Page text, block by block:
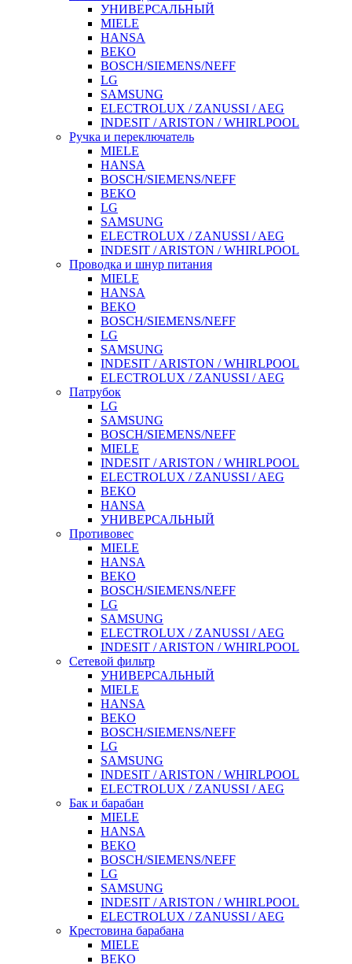
УНИВЕРСАЛЬНЫЙ
MIELE
HANSA
BEKO
BOSCH/SIEMENS/NEFF
LG
SAMSUNG
ELECTROLUX / ZANUSSI / AEG
INDESIT / ARISTON / WHIRLPOOL
Ручка и переключатель
MIELE
HANSA
BOSCH/SIEMENS/NEFF
BEKO
LG
SAMSUNG
ELECTROLUX / ZANUSSI / AEG
INDESIT / ARISTON / WHIRLPOOL
Проводка и шнур питания
MIELE
HANSA
BEKO
BOSCH/SIEMENS/NEFF
LG
SAMSUNG
INDESIT / ARISTON / WHIRLPOOL
ELECTROLUX / ZANUSSI / AEG
Патрубок
LG
SAMSUNG
BOSCH/SIEMENS/NEFF
MIELE
INDESIT / ARISTON / WHIRLPOOL
ELECTROLUX / ZANUSSI / AEG
BEKO
HANSA
УНИВЕРСАЛЬНЫЙ
Противовес
MIELE
HANSA
BEKO
BOSCH/SIEMENS/NEFF
LG
SAMSUNG
ELECTROLUX / ZANUSSI / AEG
INDESIT / ARISTON / WHIRLPOOL
Сетевой фильтр
УНИВЕРСАЛЬНЫЙ
MIELE
HANSA
BEKO
BOSCH/SIEMENS/NEFF
LG
SAMSUNG
INDESIT / ARISTON / WHIRLPOOL
ELECTROLUX / ZANUSSI / AEG
Бак и барабан
MIELE
HANSA
BEKO
BOSCH/SIEMENS/NEFF
LG
SAMSUNG
INDESIT / ARISTON / WHIRLPOOL
ELECTROLUX / ZANUSSI / AEG
Крестовина барабана
MIELE
BEKO